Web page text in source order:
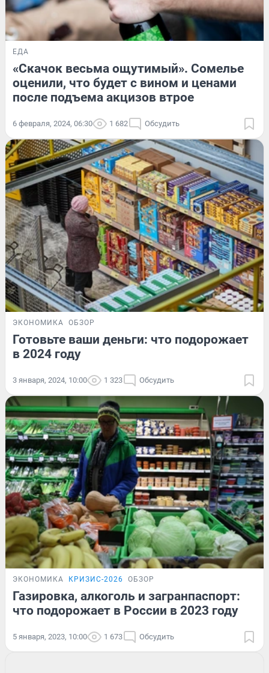
ЕДА
«Скачок весьма ощутимый». Сомелье
оценили, что будет с вином и ценами
после подъема акцизов втрое
6 февраля, 2024, 06:30 1 682 Обсудить
ЭКОНОМИКА ОБЗОР
Готовьте ваши деньги: что подорожает
в 2024 году
3 января, 2024, 10:00 1 323 Обсудить
ЭКОНОМИКА КРИЗИС-2026 ОБЗОР
Газировка, алкоголь и загранпаспорт:
что подорожает в России в 2023 году
5 января, 2023, 10:00 1 673 Обсудить